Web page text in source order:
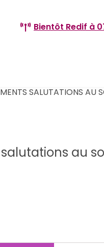
Bientôt Redif à
au